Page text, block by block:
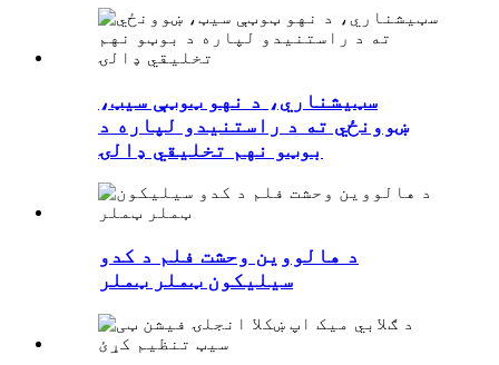
سټیشناري، د نهو ټوټې سیټ،
ښوونځي ته د راستنیدو لپاره د
بوټو نهم تخلیقي ډالۍ
د هالووین وحشت فلم د کدو
سیلیکون ټملر ټملر